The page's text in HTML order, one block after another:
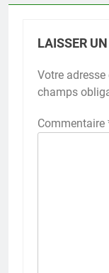
LAISSER
Votre
champs
Commentaire